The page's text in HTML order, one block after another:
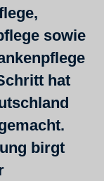
sowie
hat
birgt